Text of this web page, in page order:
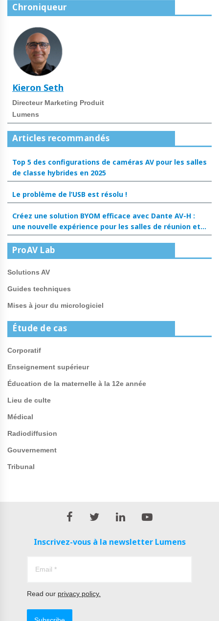
Chroniqueur
Kieron Seth
Directeur Marketing Produit
Lumens
Articles recommandés
Top 5 des configurations de caméras AV pour les salles
de classe hybrides en 2025
Le problème de l’USB est résolu !
Créez une solution BYOM efficace avec Dante AV-H :
une nouvelle expérience pour les salles de réunion et
les salles de classe
ProAV Lab
Solutions AV
Guides techniques
Mises à jour du micrologiciel
Étude de cas
Corporatif
Enseignement supérieur
Éducation de la maternelle à la 12e année
Lieu de culte
Médical
Radiodiffusion
Gouvernement
Tribunal
Inscrivez-vous à la newsletter Lumens
Read our privacy policy.